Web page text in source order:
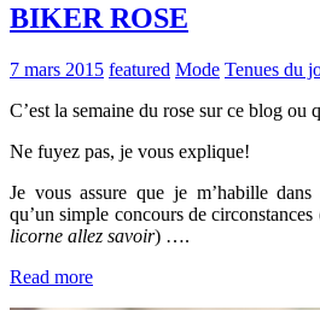
BIKER ROSE
7 mars 2015 featured Mode Tenues du
C’est la semaine du rose sur ce blog ou
Ne fuyez pas, je vous explique!
Je vous assure que je m’habille dans
qu’un simple concours de circonstances
licorne allez savoir) ….
Read more